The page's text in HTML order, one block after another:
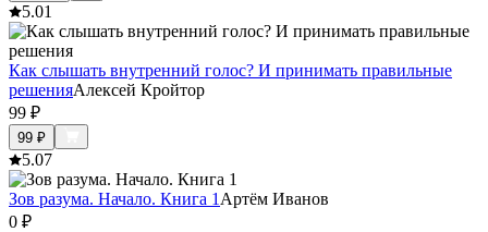
5.01
Как слышать внутренний голос? И принимать правильные
решенияАлексей Кройтор
99 ₽
99 ₽
5.07
Зов разума. Начало. Книга 1 Артём Иванов
0 ₽